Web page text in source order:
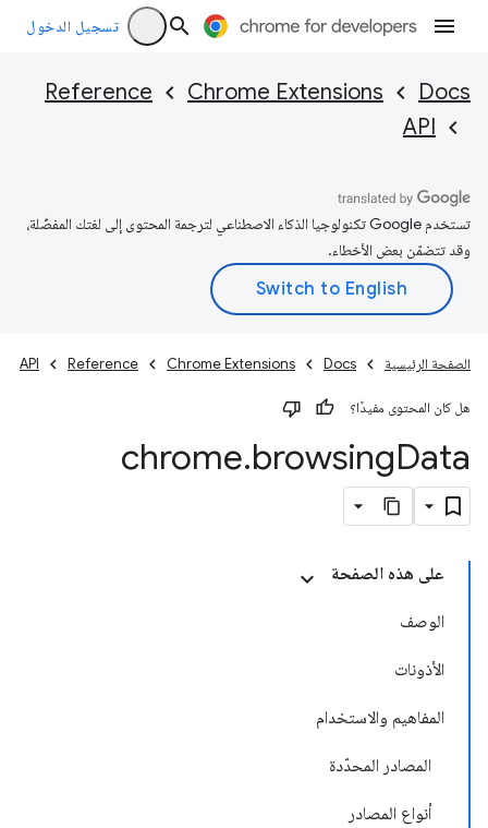
تسجيل الدخول
Docs
Chrome Extensions
Reference
API
تستخدم Google تكنولوجيا الذكاء الاصطناعي لترجمة المحتوى إلى لغتك المفضّلة،
وقد تتضمّن بعض الأخطاء.
الصفحة الرئيسية Docs
Chrome Extensions
Reference
API
هل كان المحتوى مفيدًا؟
chrome.browsingData
على هذه الصفحة
الوصف
الأذونات
المفاهيم والاستخدام
المصادر المحدّدة
أنواع المصادر